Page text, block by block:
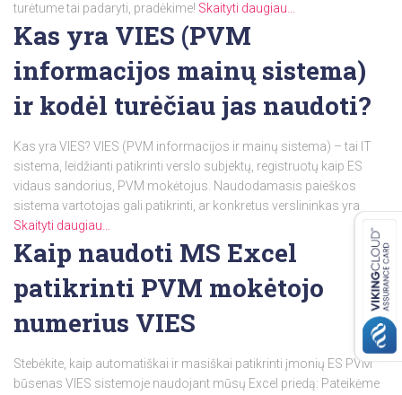
turėtume tai padaryti, pradėkime! Skaityti daugiau…
Kas yra VIES (PVM
informacijos mainų sistema)
ir kodėl turėčiau jas naudoti?
Kas yra VIES? VIES (PVM informacijos ir mainų sistema) – tai IT
sistema, leidžianti patikrinti verslo subjektų, registruotų kaip ES
vidaus sandorius, PVM mokėtojus. Naudodamasis paieškos
sistema vartotojas gali patikrinti, ar konkretus verslininkas yra
Skaityti daugiau…
Kaip naudoti MS Excel
patikrinti PVM mokėtojo
numerius VIES
Stebėkite, kaip automatiškai ir masiškai patikrinti įmonių ES PVM
būsenas VIES sistemoje naudojant mūsų Excel priedą: Pateikėme